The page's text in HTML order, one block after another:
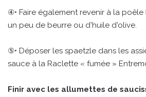
④• Faire également revenir à la
un peu de beurre ou d'huile d'olive.
⑤• Déposer les spaetzle dans les
sauce à la Raclette « fumée »
Finir avec les allumettes de